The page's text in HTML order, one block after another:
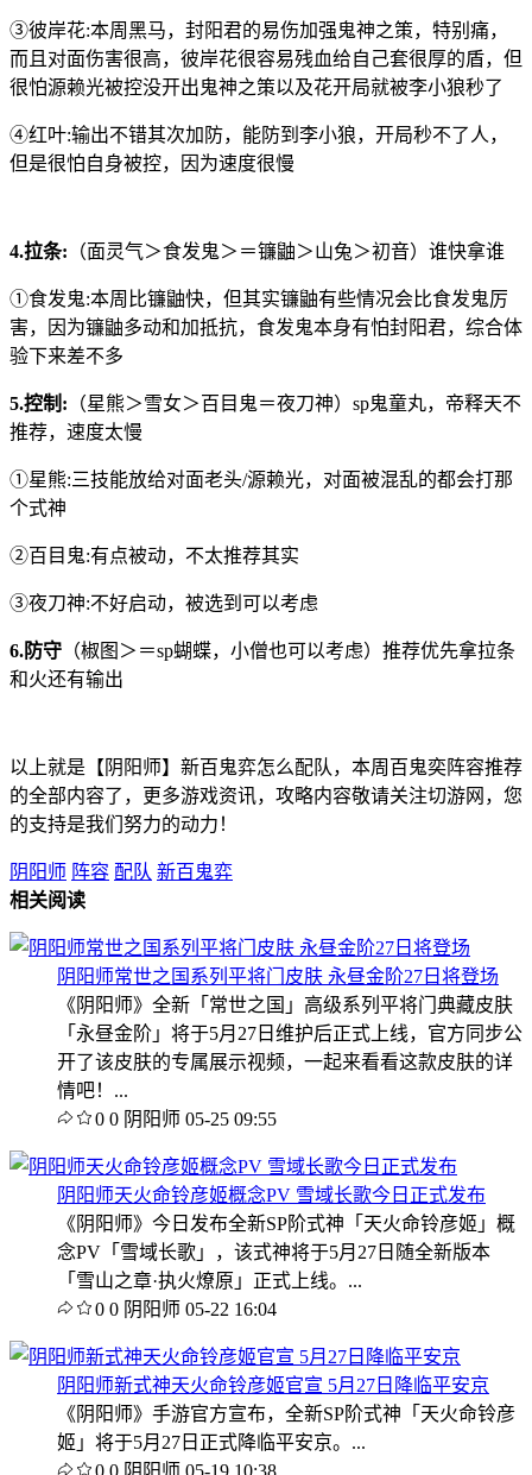
③彼岸花:本周黑马，封阳君的易伤加强鬼神之策，特别痛，
而且对面伤害很高，彼岸花很容易残血给自己套很厚的盾，但
很怕源赖光被控没开出鬼神之策以及花开局就被李小狼秒了
④红叶:输出不错其次加防，能防到李小狼，开局秒不了人，
但是很怕自身被控，因为速度很慢
4.拉条: （面灵气＞食发鬼＞＝镰鼬＞山兔＞初音）谁快拿谁
①食发鬼:本周比镰鼬快，但其实镰鼬有些情况会比食发鬼厉
害，因为镰鼬多动和加抵抗，食发鬼本身有怕封阳君，综合体
验下来差不多
5.控制: （星熊＞雪女＞百目鬼＝夜刀神）sp鬼童丸，帝释天不
推荐，速度太慢
①星熊:三技能放给对面老头/源赖光，对面被混乱的都会打那
个式神
②百目鬼:有点被动，不太推荐其实
③夜刀神:不好启动，被选到可以考虑
6.防守 （椒图＞＝sp蝴蝶，小僧也可以考虑）推荐优先拿拉条
和火还有输出
以上就是【阴阳师】新百鬼弈怎么配队，本周百鬼奕阵容推荐
的全部内容了，更多游戏资讯，攻略内容敬请关注切游网，您
的支持是我们努力的动力！
阴阳师 阵容 配队 新百鬼弈
相关阅读
阴阳师常世之国系列平将门皮肤 永昼金阶27日将登场
《阴阳师》全新「常世之国」高级系列平将门典藏皮肤
「永昼金阶」将于5月27日维护后正式上线，官方同步公
开了该皮肤的专属展示视频，一起来看看这款皮肤的详
情吧！...
0 0 阴阳师 05-25 09:55
阴阳师天火命铃彦姬概念PV 雪域长歌今日正式发布
《阴阳师》今日发布全新SP阶式神「天火命铃彦姬」概
念PV「雪域长歌」，该式神将于5月27日随全新版本
「雪山之章·执火燎原」正式上线。...
0 0 阴阳师 05-22 16:04
阴阳师新式神天火命铃彦姬官宣 5月27日降临平安京
《阴阳师》手游官方宣布，全新SP阶式神「天火命铃彦
姬」将于5月27日正式降临平安京。...
0 0 阴阳师 05-19 10:38